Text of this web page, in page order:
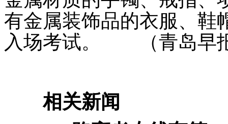
有金属装饰品的衣服、鞋
入场考试。
（青岛早报
相关新闻